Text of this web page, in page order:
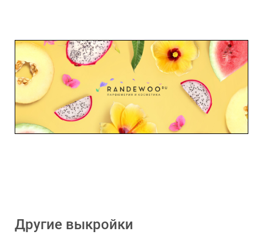
Другие выкройки